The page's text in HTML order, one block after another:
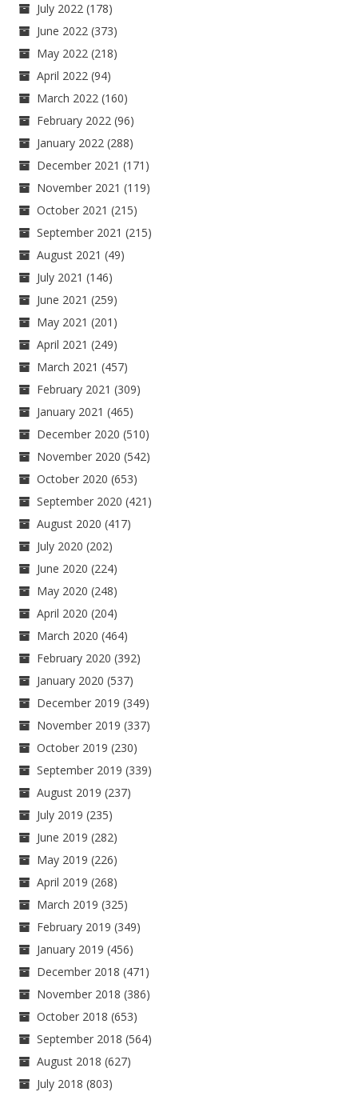
July 2022 (178)
June 2022 (373)
May 2022 (218)
April 2022 (94)
March 2022 (160)
February 2022 (96)
January 2022 (288)
December 2021 (171)
November 2021 (119)
October 2021 (215)
September 2021 (215)
August 2021 (49)
July 2021 (146)
June 2021 (259)
May 2021 (201)
April 2021 (249)
March 2021 (457)
February 2021 (309)
January 2021 (465)
December 2020 (510)
November 2020 (542)
October 2020 (653)
September 2020 (421)
August 2020 (417)
July 2020 (202)
June 2020 (224)
May 2020 (248)
April 2020 (204)
March 2020 (464)
February 2020 (392)
January 2020 (537)
December 2019 (349)
November 2019 (337)
October 2019 (230)
September 2019 (339)
August 2019 (237)
July 2019 (235)
June 2019 (282)
May 2019 (226)
April 2019 (268)
March 2019 (325)
February 2019 (349)
January 2019 (456)
December 2018 (471)
November 2018 (386)
October 2018 (653)
September 2018 (564)
August 2018 (627)
July 2018 (803)